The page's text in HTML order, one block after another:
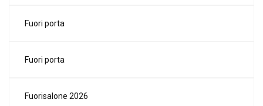
Fuori porta
Fuori porta
Fuorisalone 2026